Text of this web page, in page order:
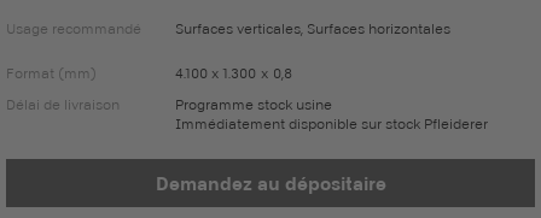
Usage recommandé Surfaces verticales, Surfaces horizontales
Format (mm)
4.100 x 1.300 x 0,8
Délai de livraison
Programme stock usine
Immédiatement disponible sur stock Pfleiderer
Demandez au dépositaire